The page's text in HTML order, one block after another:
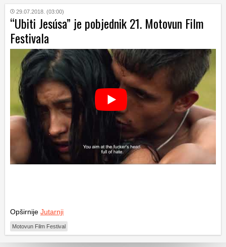
29.07.2018. (03:00)
“Ubiti Jesúsa” je pobjednik 21. Motovun Film
Festivala
Opširnije Jutarnji
Motovun Film Festival